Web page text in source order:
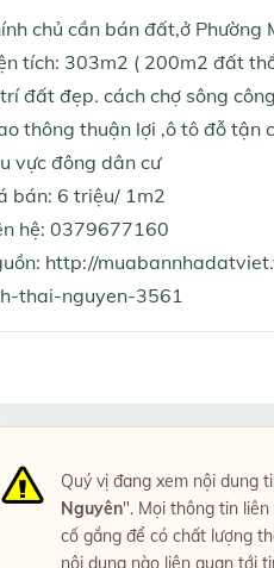
chủ cần bán đất,ở Phường
tích: 303m2 ( 200m2 đất
đất đẹp. cách chợ sông
thông thuận lợi ,ô tô đỗ tận
vực đông dân cư
bán: 6 triệu/ 1m2
hệ: 0379677160
http://
thai-nguyen-3561
Quý vị đang xem nội dung
Nguyên". Mọi thông tin
cố gắng để có chất lượng
nội dung nào liên quan tới